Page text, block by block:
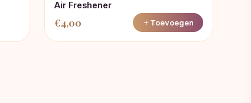
Air Freshener
€4,00 Toevoegen